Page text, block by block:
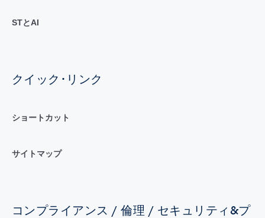
STとAI
クイック･リンク
ショートカット
サイトマップ
コンプライアンス / 倫理 / セキュリティ&プ